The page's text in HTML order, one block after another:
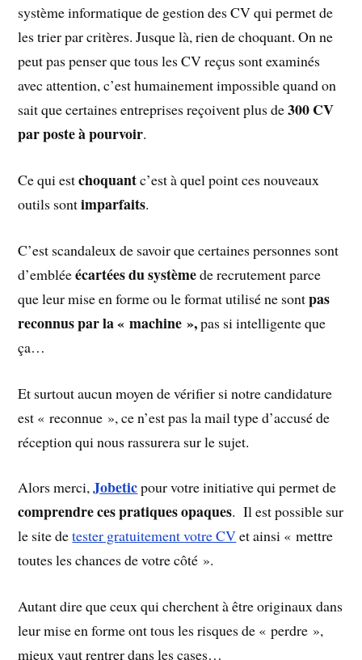
système informatique de gestion des CV qui permet de
les trier par critères. Jusque là, rien de choquant. On ne
peut pas penser que tous les CV reçus sont examinés
avec attention, c’est humainement impossible quand on
sait que certaines entreprises reçoivent plus de300 CV
par poste à pourvoir.
Ce qui estchoquantc’est à quel point ces nouveaux
outils sontimparfaits.
C’est scandaleux de savoir que certaines personnes sont
d’embléeécartées du systèmede recrutement parce
que leur mise en forme ou le format utilisé ne sontpas
reconnus par la « machine »,pas si intelligente que
ça…
Et surtout aucun moyen de vérifier si notre candidature
est « reconnue », ce n’est pas la mail type d’accusé de
réception qui nous rassurera sur le sujet.
Alors merci,Jobeticpour votre initiative qui permet de
comprendre ces pratiques opaques. Il est possible sur
le site detester gratuitement votre CVet ainsi « mettre
toutes les chances de votre côté ».
Autant dire que ceux qui cherchent à être originaux dans
leur mise en forme ont tous les risques de « perdre »,
mieux vaut rentrer dans les cases…